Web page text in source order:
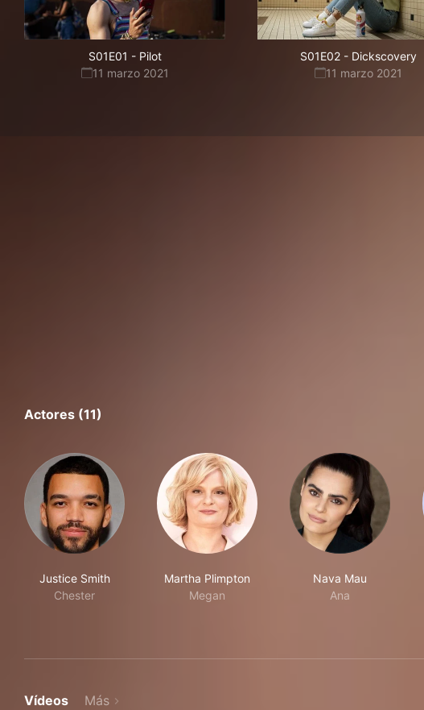
S01E01 - Pilot
11 marzo 2021
S01E02- Dickscovery
11 marzo 2021
Actores (11)
Justice Smith
Chester
Martha Plimpton
Megan
Nava Mau
Ana
Vídeos Más